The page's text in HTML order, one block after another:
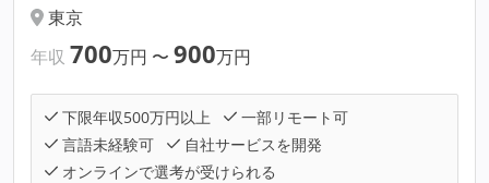
東京
年収 700万円 〜 900万円
下限年収500万円以上
一部リモート可
言語未経験可
自社サービスを開発
オンラインで選考が受けられる